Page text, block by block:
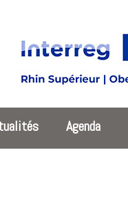
Agenda